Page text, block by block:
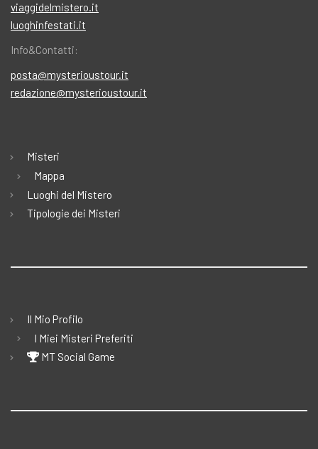
viaggidelmistero.it
luoghinfestati.it
Info&Contatti:
posta@mysterioustour.it
redazione@mysterioustour.it
Misteri
Mappa
Luoghi del Mistero
Tipologie dei Misteri
Il Mio Profilo
I Miei Misteri Preferiti
MT Social Game